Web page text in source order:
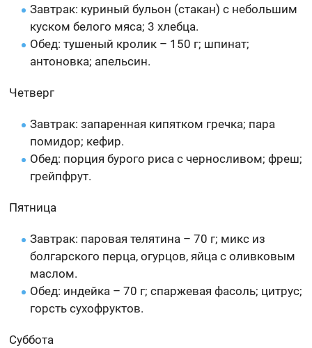
Завтрак: куриный бульон (стакан) с небольшим
куском белого мяса; 3 хлебца.
Обед: тушеный кролик – 150 г; шпинат;
антоновка; апельсин.
Четверг
Завтрак: запаренная кипятком гречка; пара
помидор; кефир.
Обед: порция бурого риса с черносливом; фреш;
грейпфрут.
Пятница
Завтрак: паровая телятина – 70 г; микс из
болгарского перца, огурцов, яйца с оливковым
маслом.
Обед: индейка – 70 г; спаржевая фасоль; цитрус;
горсть сухофруктов.
Суббота